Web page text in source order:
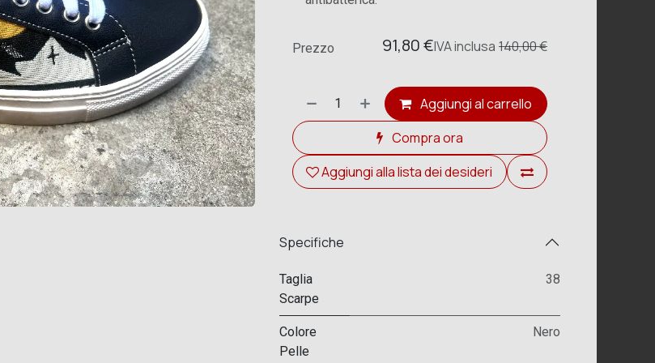
Aggiungi al carrello
Compra ora
Aggiungi alla lista dei desideri
Prezzo 91,80€IVAinclusa 140,00€
Specifiche
Taglia
Scarpe
38
Colore
Pelle
Nero